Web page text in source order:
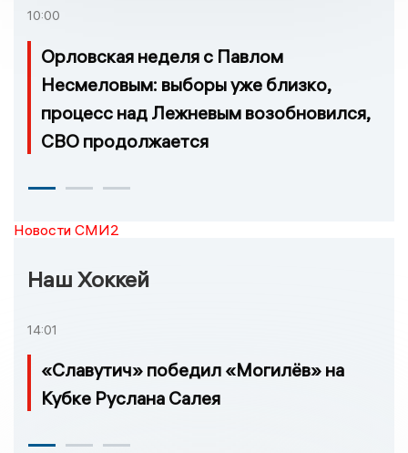
10:00
Орловская неделя с Павлом
Несмеловым: выборы уже близко,
процесс над Лежневым возобновился,
СВО продолжается
Новости СМИ2
Наш Хоккей
14:01
«Славутич» победил «Могилёв» на
Кубке Руслана Салея